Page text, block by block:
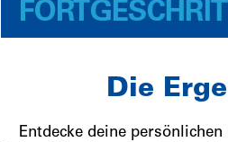
Die
Entdecke deine